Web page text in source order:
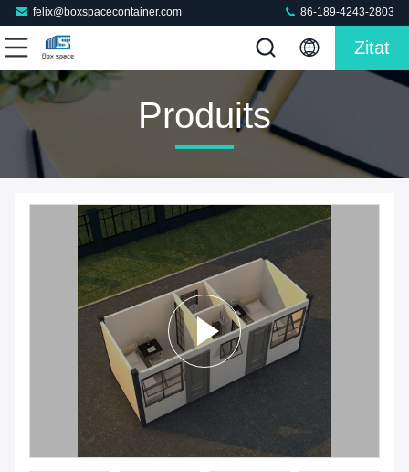
felix@boxspacecontainer.com 86-189-4243-2803
Zitat
Produits